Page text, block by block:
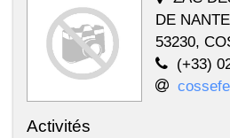
DE
53230,
(+33)
Activités